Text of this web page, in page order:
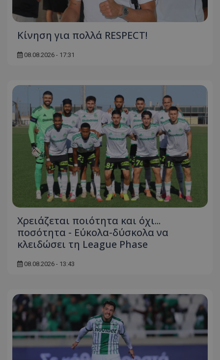
Κίνηση για πολλά RESPECT!
08.08.2026 - 17:31
Χρειάζεται ποιότητα και όχι...
ποσότητα - Εύκολα-δύσκολα να
κλειδώσει τη League Phase
08.08.2026 - 13:43